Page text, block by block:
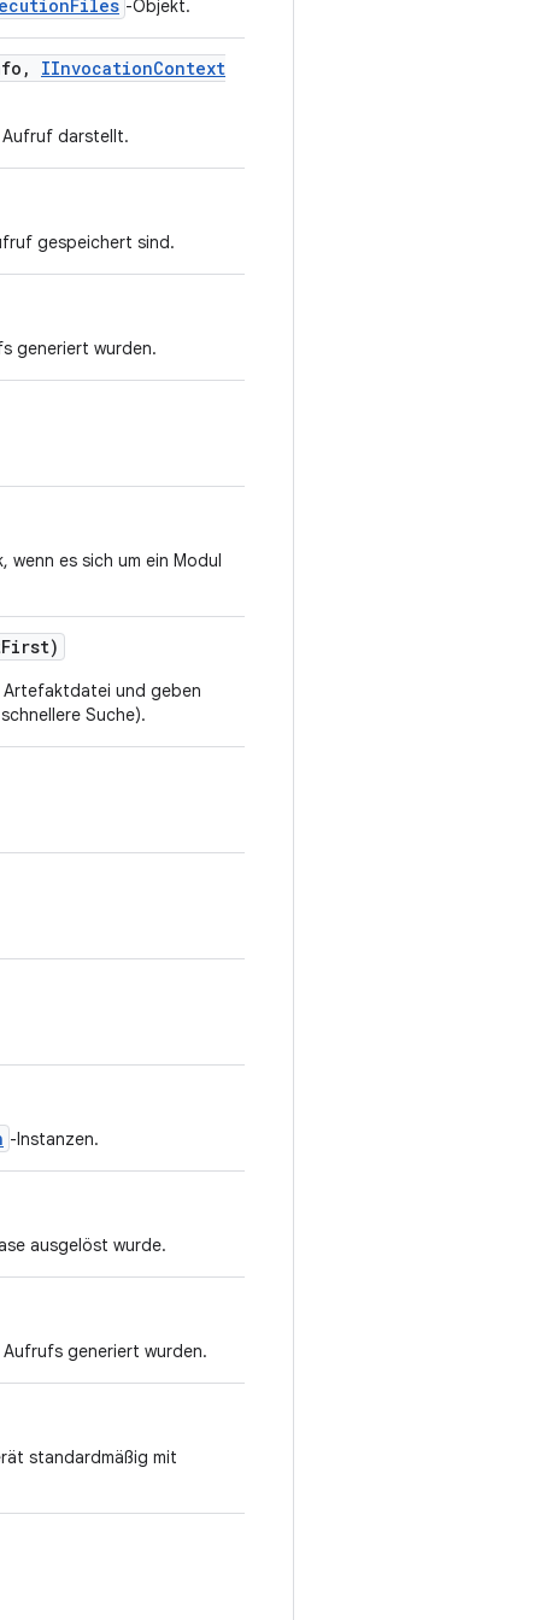
-Objekt.
, IInvocationContext
Aufruf darstellt.
gespeichert sind.
generiert wurden.
es sich um ein Modul
First)
Artefaktdatei und geben
Suche).
-Instanzen.
ausgelöst wurde.
generiert wurden.
standardmäßig mit